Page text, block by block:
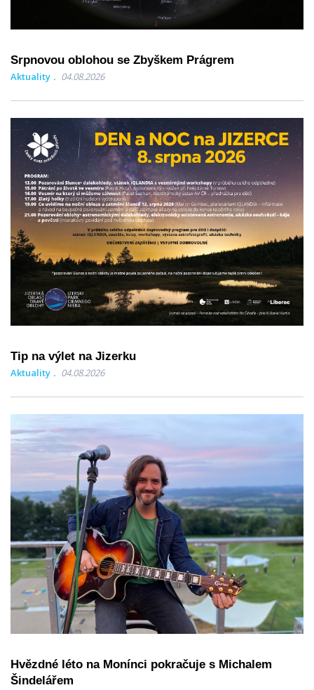
Srpnovou oblohou se Zbyškem Prágrem
Aktuality 04.08.2026
Tip na výlet na Jizerku
Aktuality 04.08.2026
Hvězdné léto na Monínci pokračuje s Michalem
Šindelářem